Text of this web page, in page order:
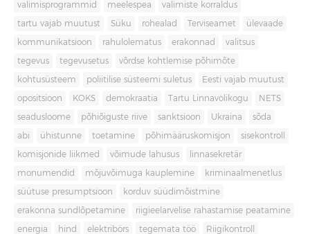
valimisprogrammid meelespea valimiste korraldus
tartu vajab muutust Süku rohealad Terviseamet ülevaade
kommunikatsioon rahulolematus erakonnad valitsus
tegevus tegevusetus võrdse kohtlemise põhimõte
kohtusüsteem poliitilise süsteemi suletus Eesti vajab muutust
opositsioon KOKS demokraatia Tartu Linnavolikogu NETS
seadusloome põhiõiguste riive sanktsioon Ukraina sõda
abi ühistunne toetamine põhimääruskomisjon sisekontroll
komisjonide liikmed võimude lahusus linnasekretär
monumendid mõjuvõimuga kauplemine kriminaalmenetlus
süütuse presumptsioon korduv süüdimõistmine
erakonna sundlõpetamine riigieelarvelise rahastamise peatamine
energia hind elektribörs tegemata töö Riigikontroll